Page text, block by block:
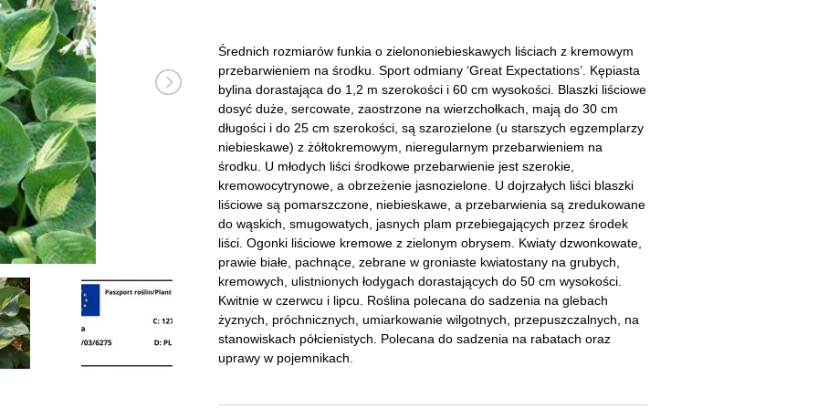
Truskawki i poziomki
Winogrona
Żurawiny
Pozostałe
Dęby
Glediczje
Głogi
Graby
Jabłonie ozdobne
Jarzębiny i jarząby
Kasztanowce
Wierzby
Wiśnie ozdobne
Złotokapy
Pozostałe
Forsycje
Hibiskusy
Hortensje
Jaśminowce
Kaliny
Kalmie
Krzewuszki
Pięciorniki
Piwonie
Pnącza
Powojniki - Clematisy
Różaneczniki
Tawuły i tawułki
Wisterie
Żarnowce
Pozostałe
Średnich rozmiarów funkia o zielononiebieskawych liściach z kremowym
przebarwieniem na środku. Sport odmiany ‘Great Expectations’. Kępiasta
bylina dorastająca do 1,2 m szerokości i 60 cm wysokości. Blaszki liściowe
dosyć duże, sercowate, zaostrzone na wierzchołkach, mają do 30 cm
długości i do 25 cm szerokości, są szarozielone (u starszych egzemplarzy
niebieskawe) z żółtokremowym, nieregularnym przebarwieniem na
środku. U młodych liści środkowe przebarwienie jest szerokie,
kremowocytrynowe, a obrzeżenie jasnozielone. U dojrzałych liści blaszki
liściowe są pomarszczone, niebieskawe, a przebarwienia są zredukowane
do wąskich, smugowatych, jasnych plam przebiegających przez środek
liści. Ogonki liściowe kremowe z zielonym obrysem. Kwiaty dzwonkowate,
prawie białe, pachnące, zebrane w groniaste kwiatostany na grubych,
kremowych, ulistnionych łodygach dorastających do 50 cm wysokości.
Kwitnie w czerwcu i lipcu. Roślina polecana do sadzenia na glebach
żyznych, próchnicznych, umiarkowanie wilgotnych, przepuszczalnych, na
stanowiskach półcienistych. Polecana do sadzenia na rabatach oraz
uprawy w pojemnikach.